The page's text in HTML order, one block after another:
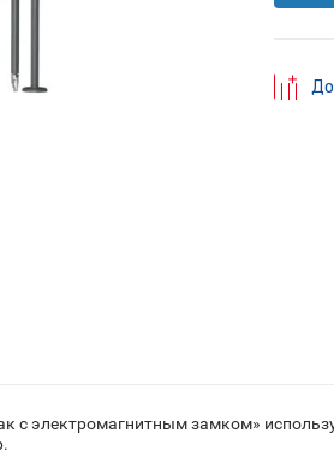
с электромагнитным замком»